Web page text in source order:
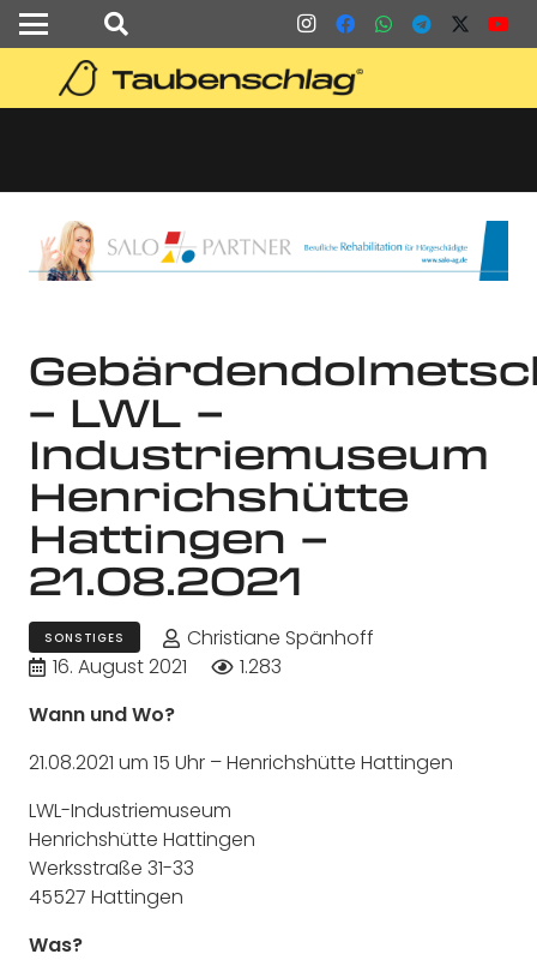
– LWL –
Industriemuseum
Henrichshütte
Hattingen –
21.08.2021
SONSTIGES
Christiane Spänhoff
16. August 2021
1.283
Wann und Wo?
21.08.2021 um 15 Uhr – Henrichshütte Hattingen
LWL-Industriemuseum
Henrichshütte Hattingen
Werksstraße 31-33
45527 Hattingen
Was?